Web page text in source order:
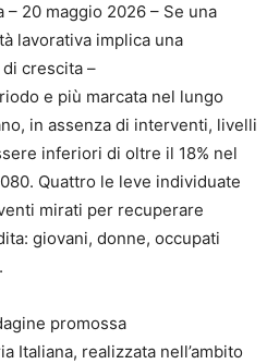
– 20 maggio 2026 – Se una
lavorativa implica una
crescita –
e più marcata nel lungo
in assenza di interventi, livelli
inferiori di oltre il 18% nel
Quattro le leve individuate
mirati per recuperare
giovani, donne, occupati
promossa
Italiana, realizzata nell’ambito